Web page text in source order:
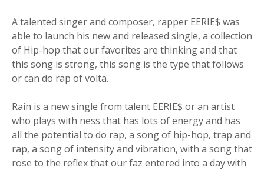
A talented singer and composer, rapper EERIE$ was
able to launch his new and released single, a collection
of Hip-hop that our favorites are thinking and that
this song is strong, this song is the type that follows
or can do rap of volta.
Rain is a new single from talent EERIE$ or an artist
who plays with ness that has lots of energy and has
all the potential to do rap, a song of hip-hop, trap and
rap, a song of intensity and vibration, with a song that
rose to the reflex that our faz entered into a day with